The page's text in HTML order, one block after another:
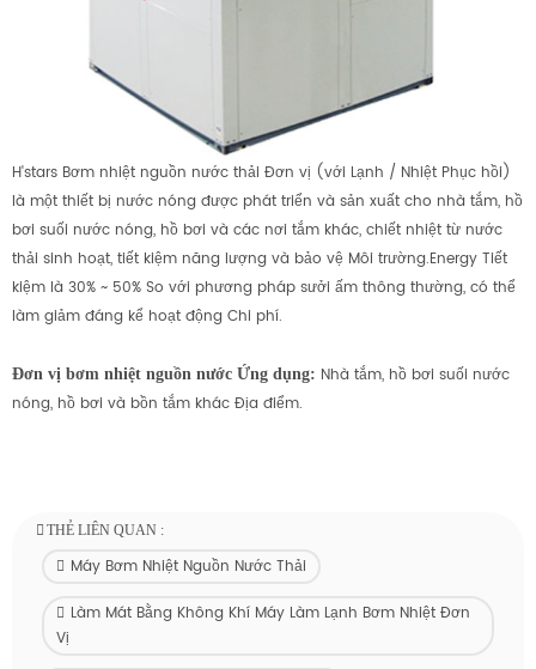
H'stars Bơm nhiệt nguồn nước thải Đơn vị (với Lạnh / Nhiệt Phục hồi)
là một thiết bị nước nóng được phát triển và sản xuất cho nhà tắm, hồ
bơi suối nước nóng, hồ bơi và các nơi tắm khác, chiết nhiệt từ nước
thải sinh hoạt, tiết kiệm năng lượng và bảo vệ Môi trường.Energy Tiết
kiệm là 30% ~ 50% So với phương pháp sưởi ấm thông thường, có thể
làm giảm đáng kể hoạt động Chi phí.
Đơn vị bơm nhiệt nguồn nước Ứng dụng: Nhà tắm, hồ bơi suối nước
nóng, hồ bơi và bồn tắm khác Địa điểm.
THẺ LIÊN QUAN :
Máy Bơm Nhiệt Nguồn Nước Thải
Làm Mát Bằng Không Khí Máy Làm Lạnh Bơm Nhiệt Đơn
Vị